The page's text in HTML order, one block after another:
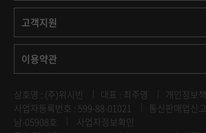
고객지원
이용약관
상호명 : (주)위시빈 대표 : 최주영
개인정보
사업자등록번호 : 599-88-01021
통신판매업신
남-05908호
사업자정보확인